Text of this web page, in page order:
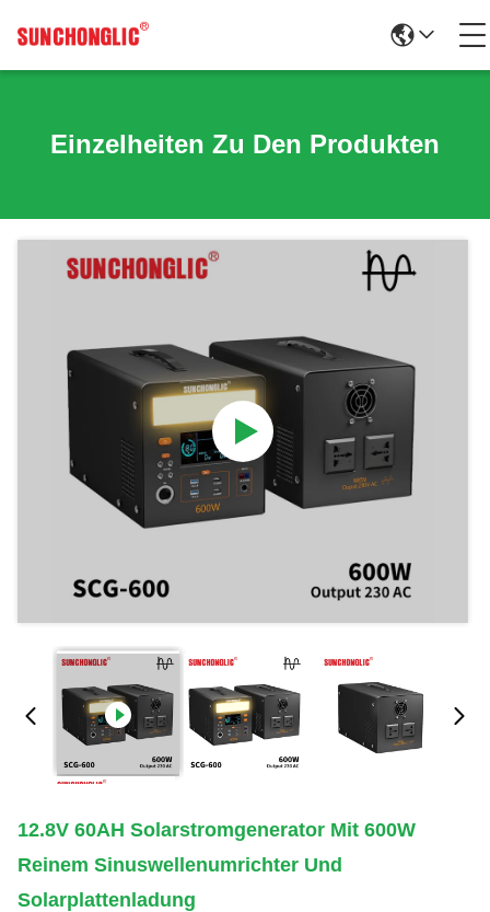
Einzelheiten Zu Den Produkten
12.8V 60AH Solarstromgenerator Mit 600W
Reinem Sinuswellenumrichter Und
Solarplattenladung